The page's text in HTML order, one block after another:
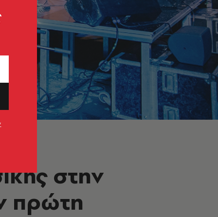
στην
πρώτη